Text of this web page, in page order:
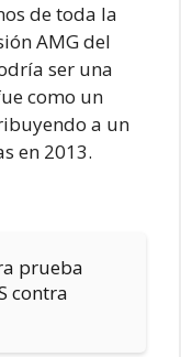
de toda la
AMG del
ser una
como un
a un
en 2013.
prueba
contra